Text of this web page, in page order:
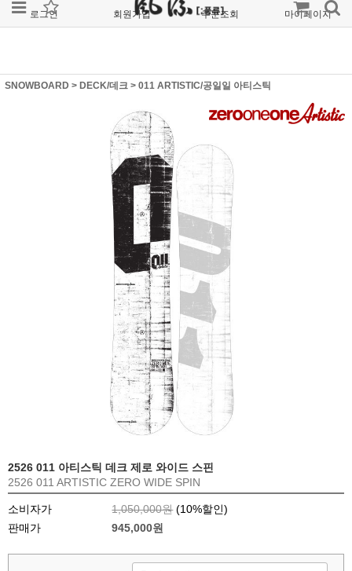
로그인 회원가입 주문조회 마이페이지
SNOWBOARD > DECK/데크 > 011 ARTISTIC/공일일 아티스틱
2526 011 아티스틱 데크 제로 와이드 스핀
2526 011 ARTISTIC ZERO WIDE SPIN
소비자가 1,050,000원 (10%할인)
판매가
945,000원